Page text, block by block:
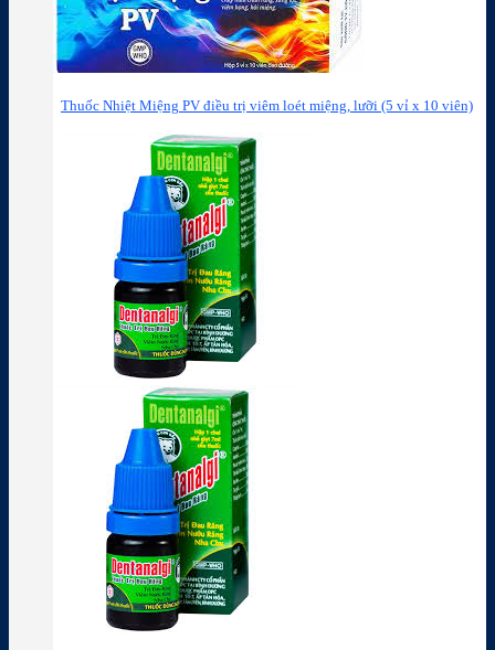
Thuốc Nhiệt Miệng PV điều trị viêm loét miệng, lưỡi (5 vỉ x 10 viên)